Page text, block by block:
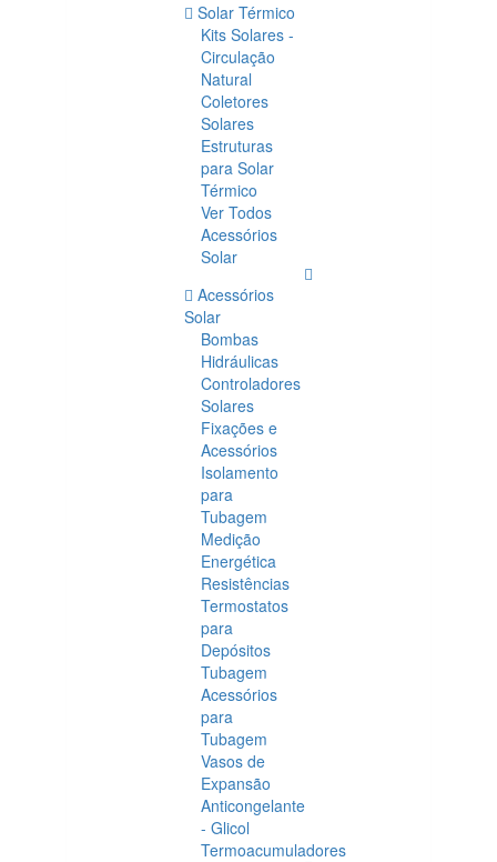
Solar Térmico
Kits Solares -
Circulação
Natural
Coletores
Solares
Estruturas
para Solar
Térmico
Ver Todos
Acessórios
Solar
Acessórios
Solar
Bombas
Hidráulicas
Controladores
Solares
Fixações e
Acessórios
Isolamento
para
Tubagem
Medição
Energética
Resistências
Termostatos
para
Depósitos
Tubagem
Acessórios
para
Tubagem
Vasos de
Expansão
Anticongelante
- Glicol
Termoacumuladores